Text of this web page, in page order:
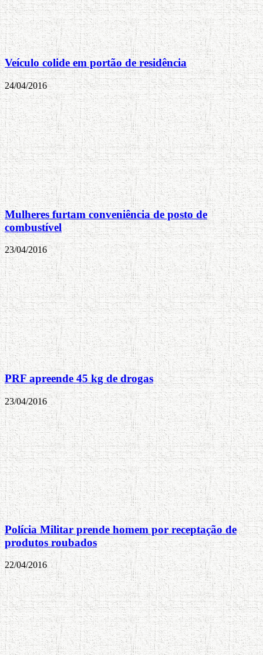
Veículo colide em portão de residência
24/04/2016
Mulheres furtam conveniência de posto de
combustível
23/04/2016
PRF apreende 45 kg de drogas
23/04/2016
Polícia Militar prende homem por receptação de
produtos roubados
22/04/2016